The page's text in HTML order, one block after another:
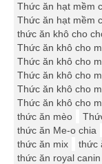
Thức ăn hạt mềm
Thức ăn hạt mềm
thức ăn khô cho
Thức ăn khô cho
Thức ăn khô cho
Thức ăn khô cho
Thức ăn khô cho
Thức ăn khô cho
thức ăn mèo
thức ăn Me-o chia
thức ăn mix
thức
thức ăn royal canin